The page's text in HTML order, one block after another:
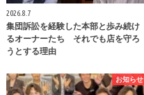
2026.8.7
集団訴訟を経験した本部と歩み続け
るオーナーたち それでも店を守ろ
うとする理由
お知らせ